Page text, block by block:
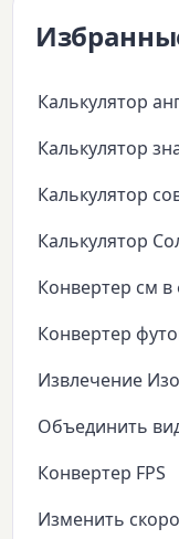
Калькулятор
Калькулятор
Калькулятор
Калькулятор
Конвертер см
Конвертер
Извлечение
Объединить
Конвертер FPS
Изменить